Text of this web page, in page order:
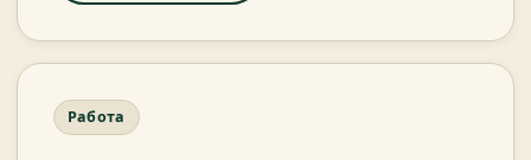
Работа